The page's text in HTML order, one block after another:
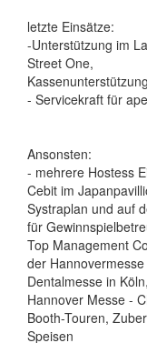
letzte Einsätze:
-Unterstützung im
Street One,
- Servicekraft für
Ansonsten:
- mehrere Hostess
Cebit im
Systraplan und auf
für
Top Management
der
Dentalmesse in
Hannover Messe -
Booth-Touren,
Speisen